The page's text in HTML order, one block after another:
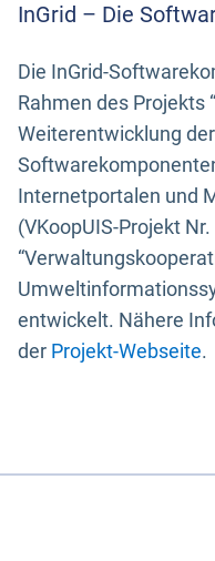
InGrid – Die
Die InGrid-
Rahmen des Projekts
Weiterentwicklung
Internetportalen und
(VKoopUIS-Projekt
entwickelt. Nähere
der Projekt-Webseite.